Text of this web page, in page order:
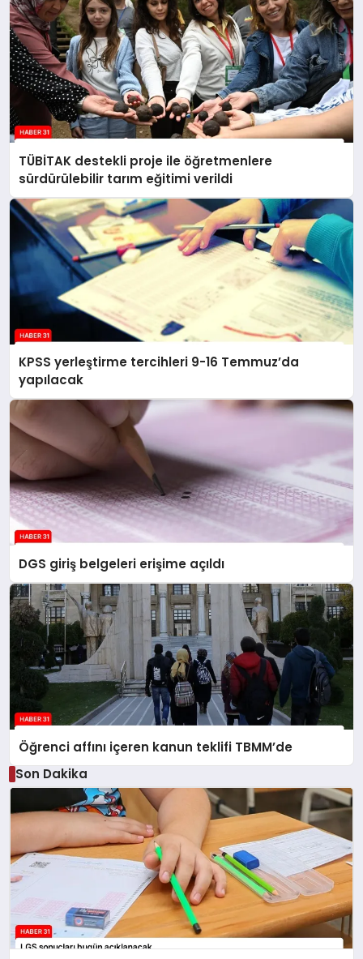
TÜBİTAK destekli proje ile öğretmenlere
sürdürülebilir tarım eğitimi verildi
KPSS yerleştirme tercihleri 9-16 Temmuz’da
yapılacak
DGS giriş belgeleri erişime açıldı
Öğrenci affını içeren kanun teklifi TBMM’de
Son Dakika